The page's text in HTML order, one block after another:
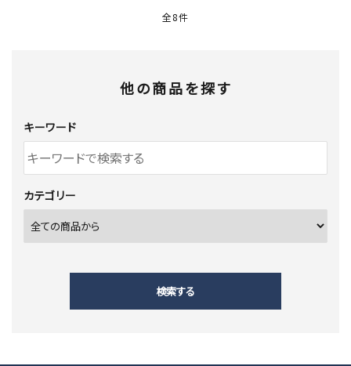
全8件
他の商品を探す
キーワード
カテゴリー
検索する